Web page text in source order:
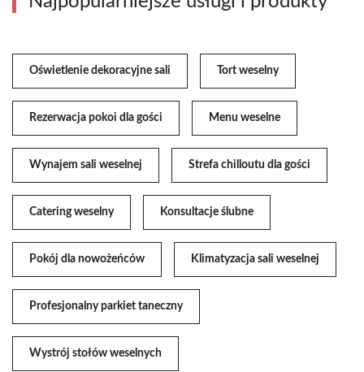
Oświetlenie dekoracyjne sali Tort weselny
Rezerwacja pokoi dla gości Menu weselne
Wynajem sali weselnej Strefa chilloutu dla gości
Catering weselny Konsultacje ślubne
Pokój dla nowożeńców Klimatyzacja sali weselnej
Profesjonalny parkiet taneczny
Wystrój stołów weselnych